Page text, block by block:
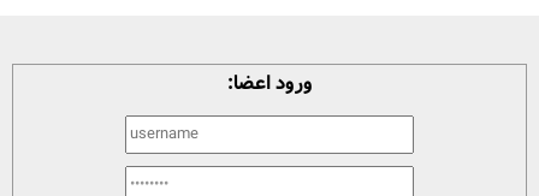
ورود اعضا: